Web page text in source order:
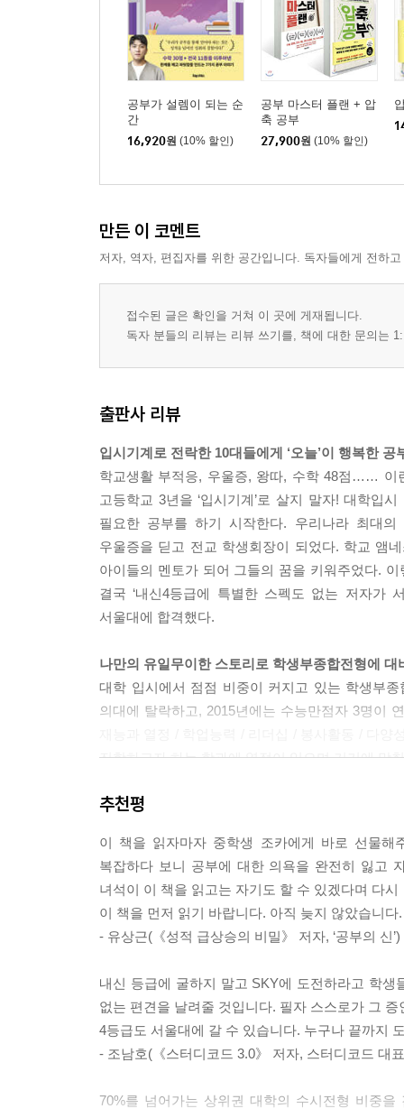
공부가 설렘이 되는 순
간
16,920원 (10% 할인)
공부 마스터 플랜 + 압
축 공부
27,900원 (10% 할인)
만든 이 코멘트
저자, 역자, 편집자를 위한 공간입니다. 독자들에게 전하
접수된 글은 확인을 거쳐 이 곳에 게재됩니다.
독자 분들의 리뷰는 리뷰 쓰기를, 책에 대한 문의는
출판사 리뷰
입시기계로 전락한 10대들에게 ‘오늘’이 행복한 공
학교생활 부적응, 우울증, 왕따, 수학 48점…… 이
고등학교 3년을 ‘입시기계’로 살지 말자! 대학입
필요한 공부를 하기 시작한다. 우리나라 최대
우울증을 딛고 전교 학생회장이 되었다. 학교 앰
아이들의 멘토가 되어 그들의 꿈을 키워주었다.
결국 ‘내신4등급에 특별한 스펙도 없는 저자가
서울대에 합격했다.
나만의 유일무이한 스토리로 학생부종합전형에 대
대학 입시에서 점점 비중이 커지고 있는 학생부
의대에 탈락하고, 2015년에는 수능만점자 3명이
진학하고자 하는 학과에 열정이 있으며 거기에 맞
학교 내신과 수능 준비에도 벅찬 수험생활인데
주요대학들의 가장 핵심적인 전형은 학생부종
스토리’가 당락을 결정짓는다. 내신 4등급임에
자신만의 멋진 스토리를 만들 수 있을 것이다.
학생부종합전형에서 이기는 10단계 전략
선발한다. 그렇다면 이 다섯 가지 요소들을 어떻
만드는 것’이다. 수능과 내신이 크게 변별력을
‘나만의 스토리’를 구성하는 세 가지의 주제는
예전의 입시제도보다 훨씬 더 복잡하고 어려워
전략 1-꿈 명함과 비전 나침반을 만들어라
추천평
이 책을 읽자마자 중학생 조카에게 바로 선물해
복잡하다 보니 공부에 대한 의욕을 완전히 잃고
녀석이 이 책을 읽고는 자기도 할 수 있겠다며 다
이 책을 먼저 읽기 바랍니다. 아직 늦지 않았습니다.
- 유상근(《성적 급상승의 비밀》 저자, ‘공부의 신’)
내신 등급에 굴하지 말고 SKY에 도전하라고 학
없는 편견을 날려줄 것입니다. 필자 스스로가 그
4등급도 서울대에 갈 수 있습니다. 누구나 끝까지
- 조남호(《스터디코드 3.0》 저자, 스터디코드 대
70%를 넘어가는 상위권 대학의 수시전형 비중